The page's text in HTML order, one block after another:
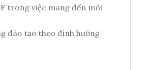
trong việc mang đến môi
đào tạo theo định hướng